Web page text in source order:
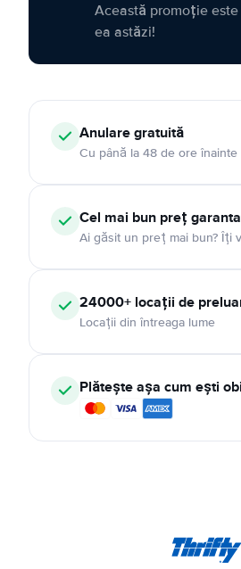
Această promoție
ea astăzi!
Anulare gratuită
Cu până la 48 de ore
Cel mai bun preț
Ai găsit un preț mai bun? Îți
24000+ locații de
Locații din întreaga lume
Plătește așa cum ești